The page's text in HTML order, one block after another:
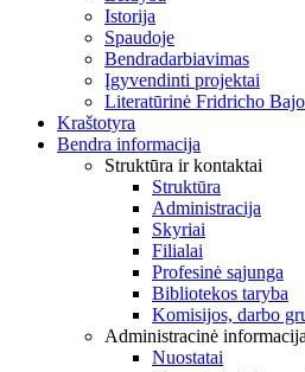
Istorija
Spaudoje
Bendradarbiavimas
Įgyvendinti projektai
Literatūrinė Fridricho
Kraštotyra
Bendra informacija
Struktūra ir kontaktai
Struktūra
Administracija
Skyriai
Filialai
Profesinė sąjunga
Bibliotekos taryba
Komisijos, darbo
Administracinė informacija
Nuostatai